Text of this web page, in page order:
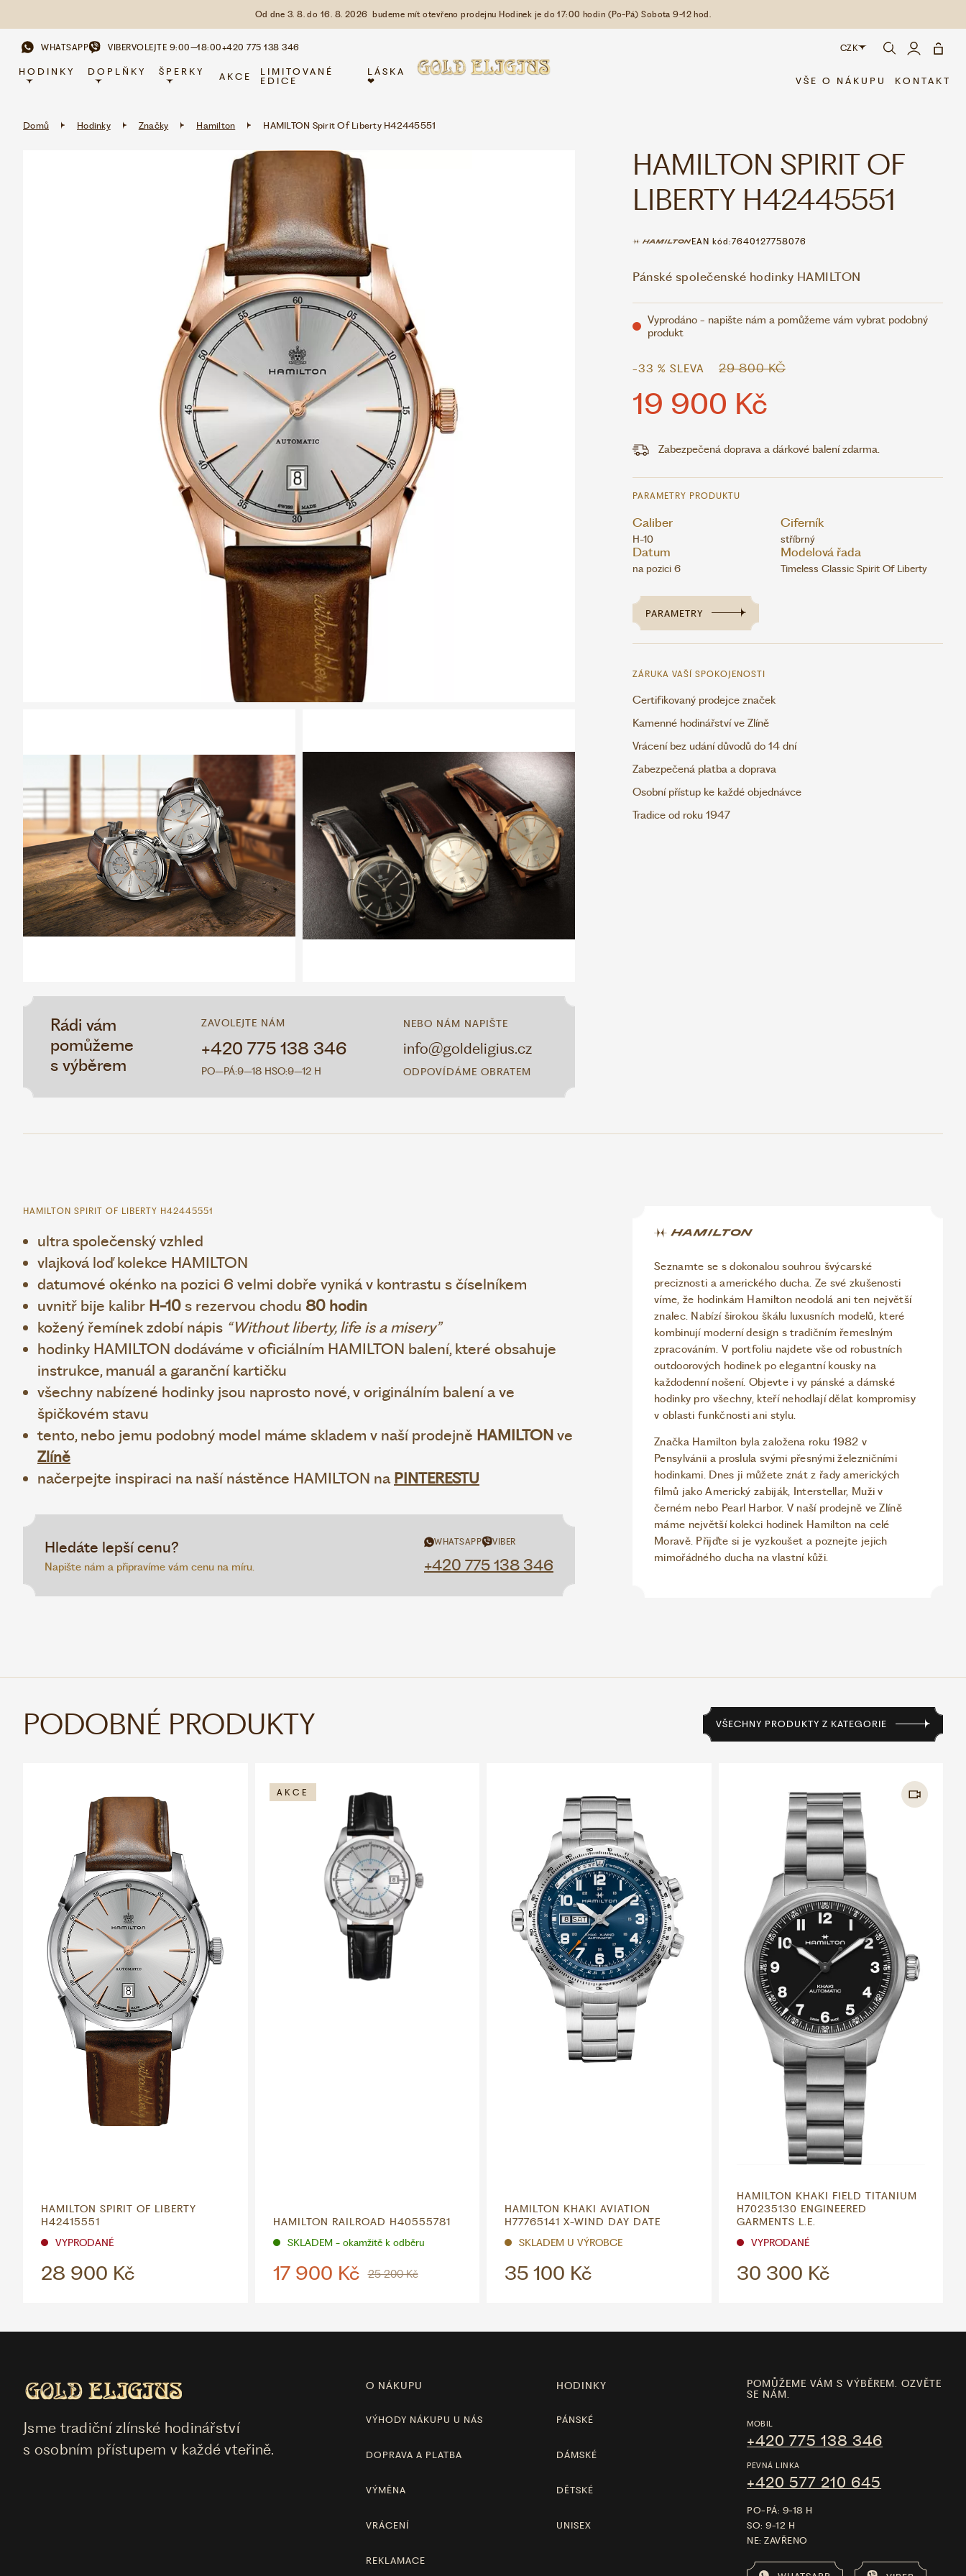
Od dne 3. 8. do 16. 8. 2026 budeme mít otevřeno prodejnu Hodinek je do 17:00 hodin (Po-Pá) Sobota 9-12 hod.
WHATSAPP VIBERVOLEJTE 9:00–18:00+420 775 138 346
HODINKY DOPLŇKY ŠPERKY AKCE
LIMITOVANÉ
EDICE
LÁSKA
❤
CZK
CZK
VŠE O NÁKUPU KONTAKT
Domů Hodinky Značky Hamilton HAMILTON Spirit Of Liberty H42445551
Rádi vám
pomůžeme
s výběrem
ZAVOLEJTE NÁM
+420 775 138 346
PO–PÁ:9–18 HSO:9–12 H
NEBO NÁM NAPIŠTE
info@goldeligius.cz
ODPOVÍDÁME OBRATEM
HAMILTON SPIRIT OF
LIBERTY H42445551
EAN kód:7640127758076
Pánské společenské hodinky HAMILTON
Vyprodáno - napište nám a pomůžeme vám vybrat podobný
produkt
-33 % SLEVA 29 800 KČ
19 900 Kč
Zabezpečená doprava a dárkové balení zdarma.
PARAMETRY PRODUKTU
Caliber
H-10
Ciferník
stříbrný
Datum
na pozici 6
Modelová řada
Timeless Classic Spirit Of Liberty
PARAMETRY
ZÁRUKA VAŠÍ SPOKOJENOSTI
Certifikovaný prodejce značek
Kamenné hodinářství ve Zlíně
Vrácení bez udání důvodů do 14 dní
Zabezpečená platba a doprava
Osobní přístup ke každé objednávce
Tradice od roku 1947
HAMILTON SPIRIT OF LIBERTY H42445551
ultra společenský vzhled
vlajková loď kolekce HAMILTON
datumové okénko na pozici 6 velmi dobře vyniká v kontrastu s číselníkem
uvnitř bije kalibr H-10 s rezervou chodu 80 hodin
kožený řemínek zdobí nápis “Without liberty, life is a misery”
hodinky HAMILTON dodáváme v oficiálním HAMILTON balení, které obsahuje
instrukce, manuál a garanční kartičku
všechny nabízené hodinky jsou naprosto nové, v originálním balení a ve
špičkovém stavu
tento, nebo jemu podobný model máme skladem v naší prodejně HAMILTON ve
Zlíně
načerpejte inspiraci na naší nástěnce HAMILTON na PINTERESTU
Hledáte lepší cenu?
Napište nám a připravíme vám cenu na míru.
WHATSAPP VIBER
+420 775 138 346
Seznamte se s dokonalou souhrou švýcarské
preciznosti a amerického ducha. Ze své zkušenosti
víme, že hodinkám Hamilton neodolá ani ten největší
znalec. Nabízí širokou škálu luxusních modelů, které
kombinují moderní design s tradičním řemeslným
zpracováním. V portfoliu najdete vše od robustních
outdoorových hodinek po elegantní kousky na
každodenní nošení. Objevte i vy pánské a dámské
hodinky pro všechny, kteří nehodlají dělat kompromisy
v oblasti funkčnosti ani stylu.
Značka Hamilton byla založena roku 1982 v
Pensylvánii a proslula svými přesnými železničními
hodinkami. Dnes ji můžete znát z řady amerických
filmů jako Americký zabiják, Interstellar, Muži v
černém nebo Pearl Harbor. V naší prodejně ve Zlíně
máme největší kolekci hodinek Hamilton na celé
Moravě. Přijďte si je vyzkoušet a poznejte jejich
mimořádného ducha na vlastní kůži.
PODOBNÉ PRODUKTY VŠECHNY PRODUKTY Z KATEGORIE
HAMILTON SPIRIT OF LIBERTY
H42415551
VYPRODANÉ
28 900 Kč
AKCE
HAMILTON RAILROAD H40555781
SKLADEM - okamžitě k odběru
17 900 Kč 25 200 Kč
HAMILTON KHAKI AVIATION
H77765141 X-WIND DAY DATE
SKLADEM U VÝROBCE
35 100 Kč
HAMILTON KHAKI FIELD TITANIUM
H70235130 ENGINEERED
GARMENTS L.E.
VYPRODANÉ
30 300 Kč
Jsme tradiční zlínské hodinářství
s osobním přístupem v každé vteřině.
O NÁKUPU
VÝHODY NÁKUPU U NÁS
DOPRAVA A PLATBA
VÝMĚNA
VRÁCENÍ
REKLAMACE
HODINKY
PÁNSKÉ
DÁMSKÉ
DĚTSKÉ
UNISEX
POMŮŽEME VÁM S VÝBĚREM. OZVĚTE
SE NÁM.
MOBIL
+420 775 138 346
PEVNÁ LINKA
+420 577 210 645
PO-PÁ: 9-18 H
SO: 9-12 H
NE: ZAVŘENO